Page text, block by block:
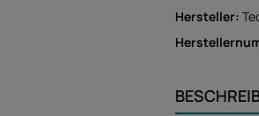
Hersteller: